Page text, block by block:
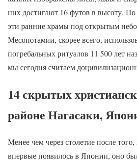
них достигают 16 футов в высоту.
эти ранние храмы под открытым
Месопотамии, скорее всего,
погребальных ритуалов 11 500 лет
мы сегодня считаем
14 скрытых
районе Нагасаки,
Менее чем через столетие после
впервые появилось в Японии, оно